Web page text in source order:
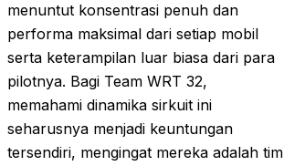
menuntut konsentrasi penuh dan
performa maksimal dari setiap mobil
serta keterampilan luar biasa dari para
pilotnya. Bagi Team WRT 32,
memahami dinamika sirkuit ini
seharusnya menjadi keuntungan
tersendiri, mengingat mereka adalah tim